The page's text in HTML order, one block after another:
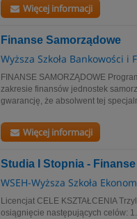
Więcej informacji
Finanse Samorządowe
Wyższa Szkoła Bankowości i
FINANSE SAMORZĄDOWE
zakresie finansów jednostek
gwarancję, że absolwent tej
Więcej informacji
Studia I Stopnia -
WSEH-Wyższa Szkoła
Licencjat CELE KSZTAŁCENIA
osiągnięcie następujących celów: